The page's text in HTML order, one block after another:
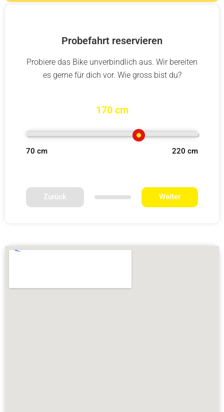
Probefahrt reservieren
Probiere das Bike unverbindlich aus. Wir bereiten
es gerne für dich vor. Wie gross bist du?
170 cm
70 cm 220 cm
Zurück Weiter